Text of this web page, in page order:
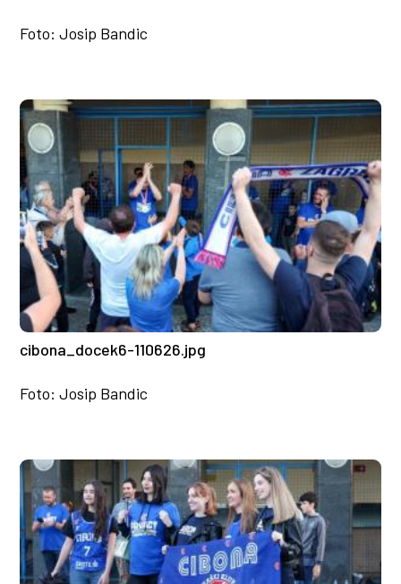
Foto: Josip Bandic
cibona_docek6-110626.jpg
Foto: Josip Bandic